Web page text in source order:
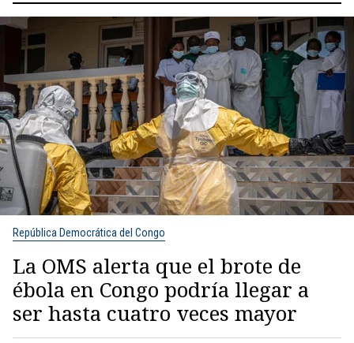
República Democrática del Congo
La OMS alerta que el brote de
ébola en Congo podría llegar a
ser hasta cuatro veces mayor